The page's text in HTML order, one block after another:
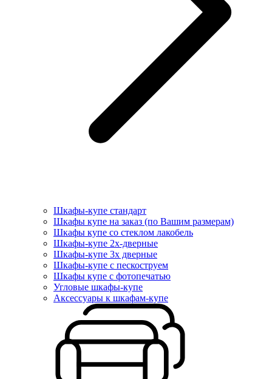
Шкафы-купе стандарт
Шкафы купе на заказ (по Вашим размерам)
Шкафы купе со стеклом лакобель
Шкафы-купе 2х-дверные
Шкафы-купе 3х дверные
Шкафы-купе с пескоструем
Шкафы купе с фотопечатью
Угловые шкафы-купе
Аксессуары к шкафам-купе